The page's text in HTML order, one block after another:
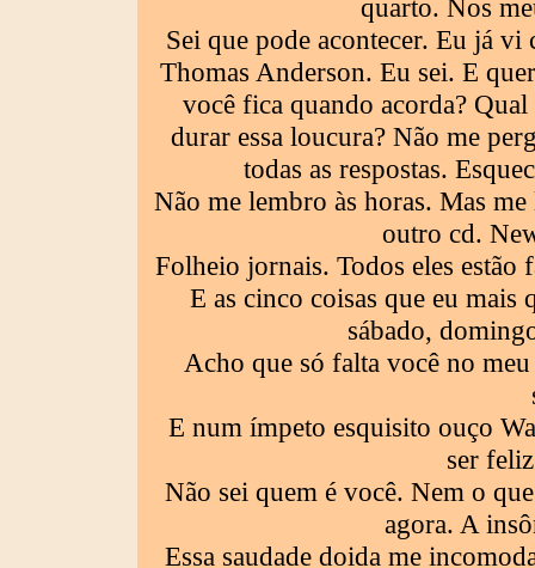
quarto. Nos
Sei que pode acontecer. Eu já
Thomas Anderson. Eu sei. E
você fica quando acorda?
durar essa loucura? Não me
todas as respostas.
Não me lembro às horas. Mas
outro cd.
Folheio jornais. Todos eles
E as cinco coisas que eu mais
sábado,
Acho que só falta você no
E num ímpeto esquisito ouço
ser
Não sei quem é você. Nem o
agora. A
Essa saudade doida me